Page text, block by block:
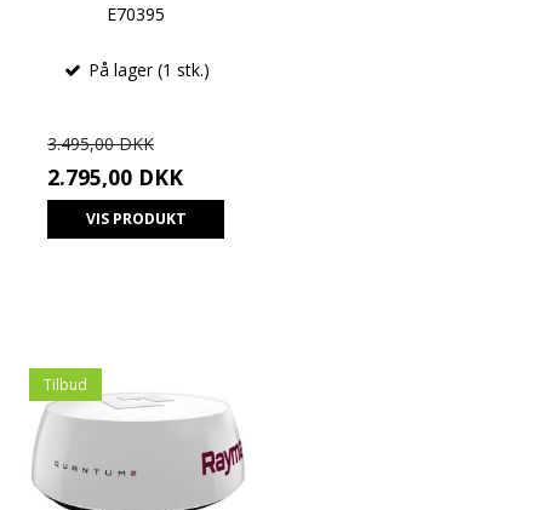
E70395
På lager (1 stk.)
3.495,00 DKK
2.795,00 DKK
VIS PRODUKT
Tilbud